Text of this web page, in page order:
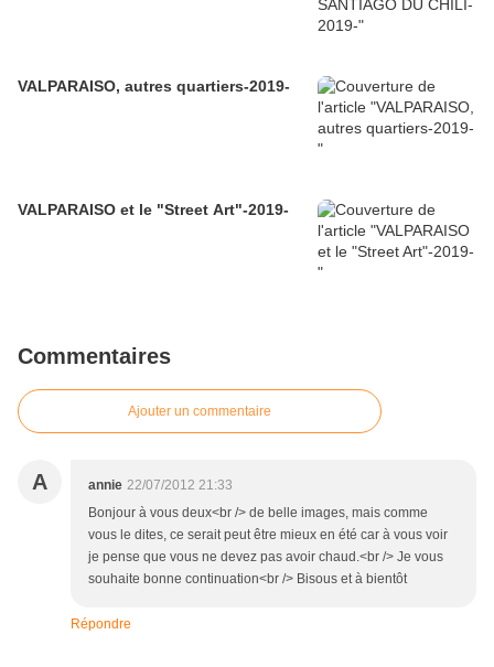
VALPARAISO, autres quartiers-2019-
VALPARAISO et le "Street Art"-2019-
Commentaires
Ajouter un commentaire
A annie 22/07/2012 21:33
Bonjour à vous deux<br /> de belle images, mais comme
vous le dites, ce serait peut être mieux en été car à vous voir
je pense que vous ne devez pas avoir chaud.<br /> Je vous
souhaite bonne continuation<br /> Bisous et à bientôt
Répondre